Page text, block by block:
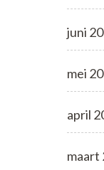
juni
mei
april
maart